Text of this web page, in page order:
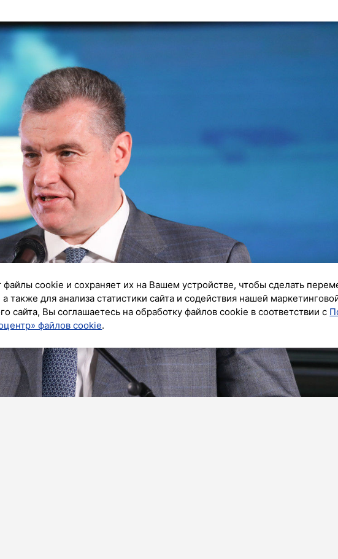
файлы cookie и сохраняет их на Вашем устройстве, чтобы сделать
также для анализа статистики сайта и содействия нашей
сайта, Вы соглашаетесь на обработку файлов cookie в соответствии с
файлов cookie.